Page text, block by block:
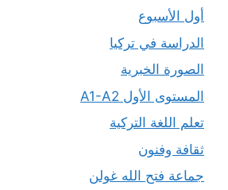
أول الأسبوع
الدراسة في تركيا
الصورة الخبرية
المستوى الأول A1-A2
تعلم اللغة التركية
ثقافة وفنون
جماعة فتح الله غولن